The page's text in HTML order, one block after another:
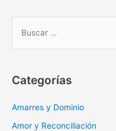
r
Categorías
Amarres y Dominio
Amor y Reconciliación